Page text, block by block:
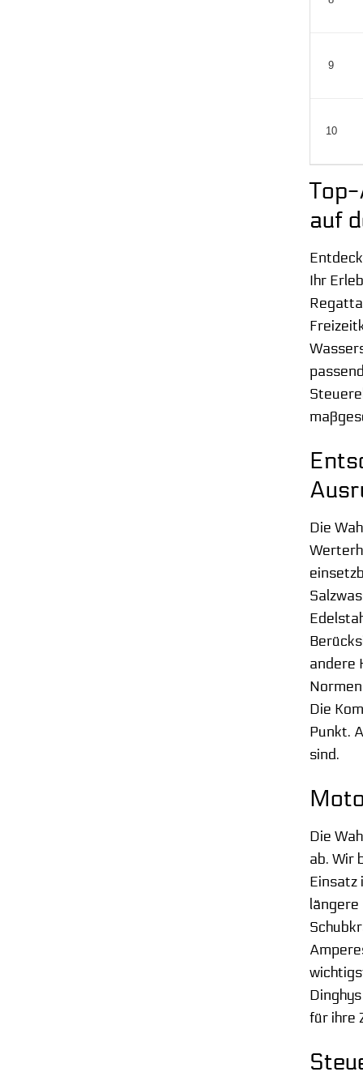
9
10
auf
Ihr
Die
andere
Die
Punkt.
sind.
Die
ab. Wir
Einsatz
längere
für ihre